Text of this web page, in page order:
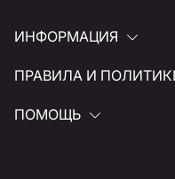
ИНФОРМАЦИЯ
ПРАВИЛА И
ПОМОЩЬ